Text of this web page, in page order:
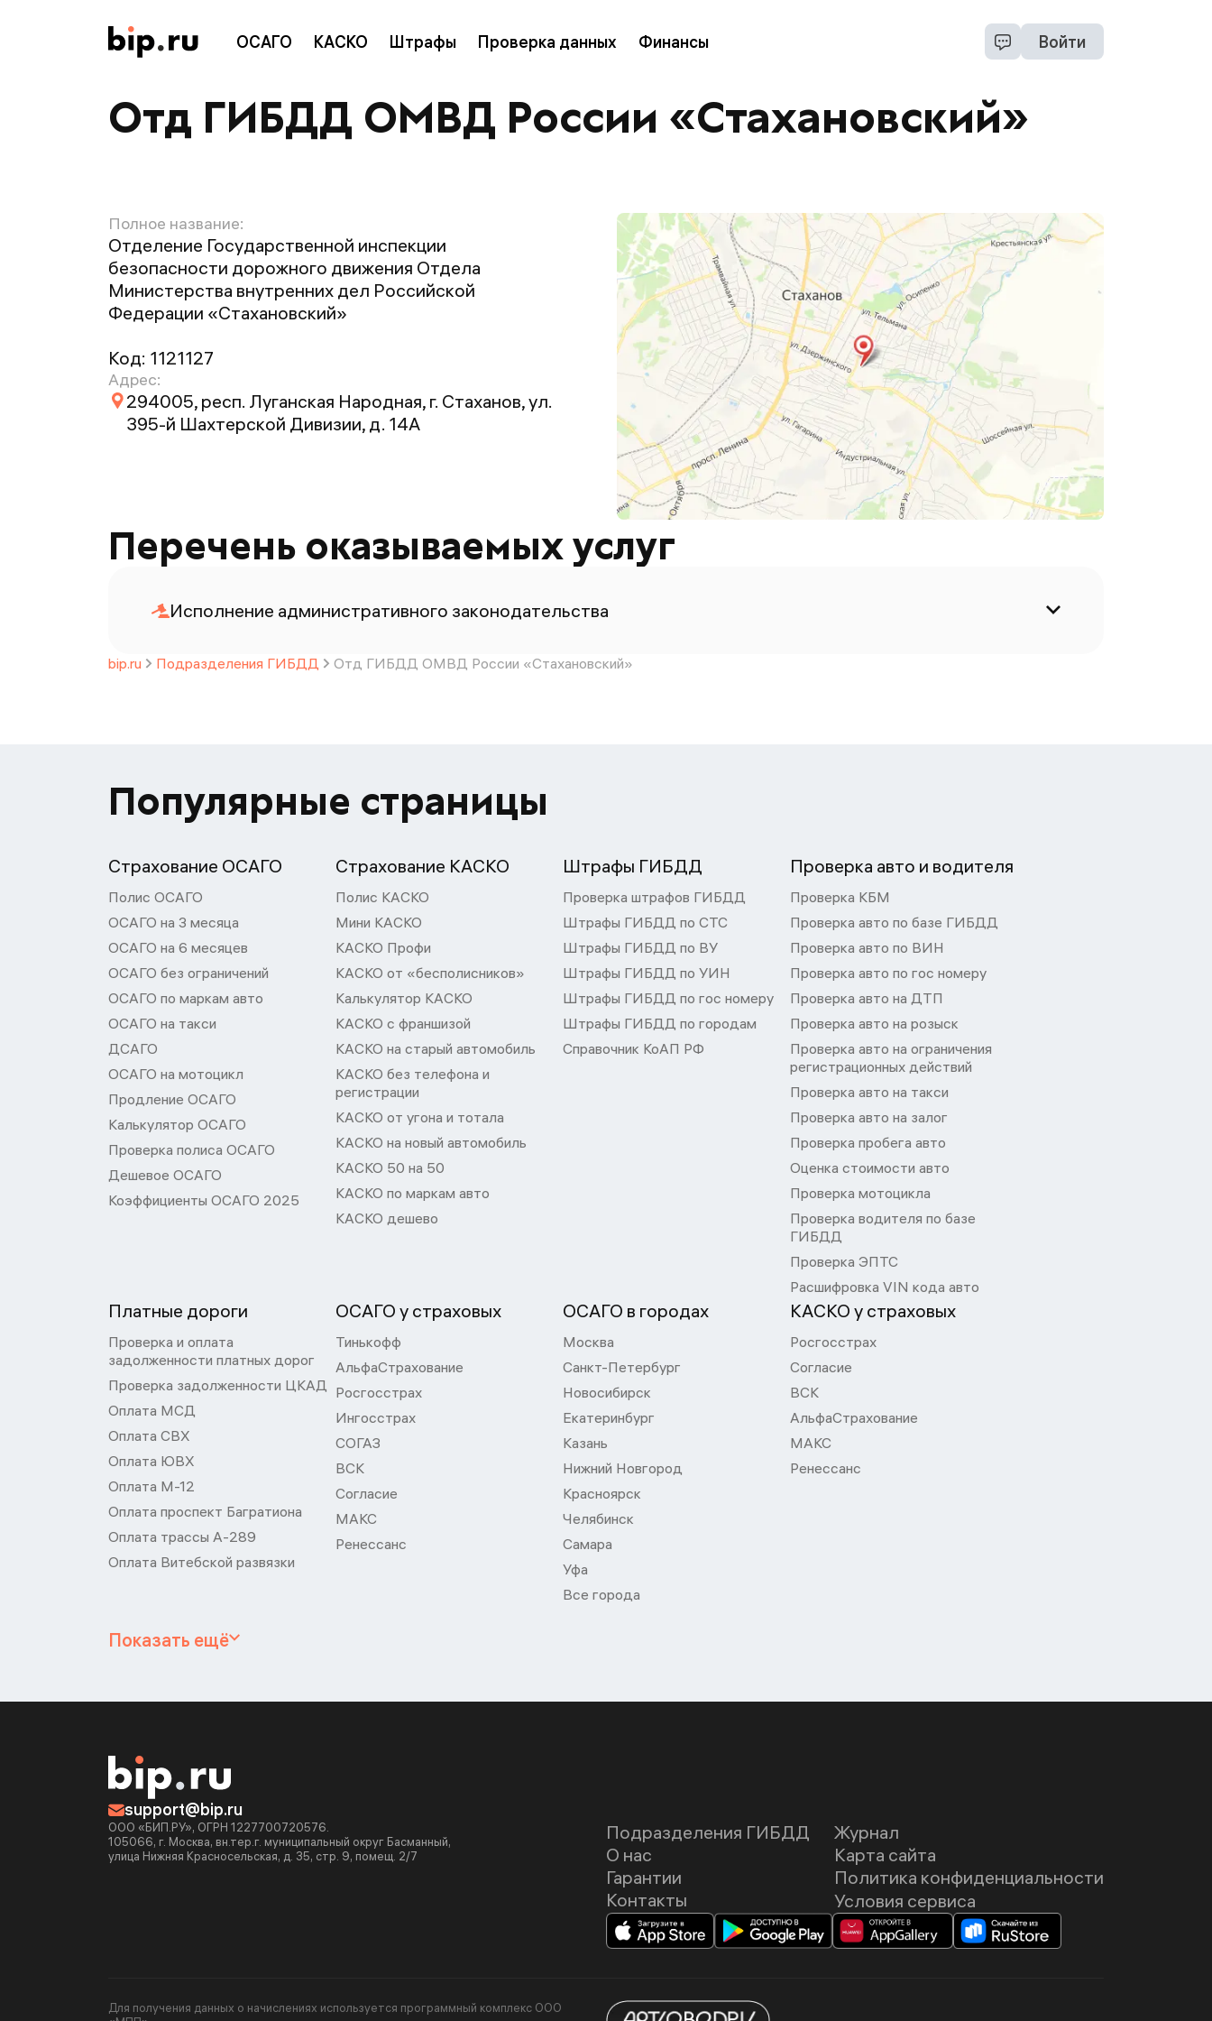
ОСАГО КАСКО Штрафы Проверка данных Финансы Войти
Отд ГИБДД ОМВД России «Стахановский»
Полное название:
Отделение Государственной инспекции
безопасности дорожного движения Отдела
Министерства внутренних дел Российской
Федерации «Стахановский»
Код: 1121127
Адрес:
294005, респ. Луганская Народная, г. Стаханов, ул.
395-й Шахтерской Дивизии, д. 14А
Перечень оказываемых услуг
Исполнение административного законодательства
bip.ru Подразделения ГИБДД Отд ГИБДД ОМВД России «Стахановский»
Популярные страницы
Страхование ОСАГО
Полис ОСАГО
ОСАГО на 3 месяца
ОСАГО на 6 месяцев
ОСАГО без ограничений
ОСАГО по маркам авто
ОСАГО на такси
ДСАГО
ОСАГО на мотоцикл
Продление ОСАГО
Калькулятор ОСАГО
Проверка полиса ОСАГО
Дешевое ОСАГО
Коэффициенты ОСАГО 2025
Страхование КАСКО
Полис КАСКО
Мини КАСКО
КАСКО Профи
КАСКО от «бесполисников»
Калькулятор КАСКО
КАСКО с франшизой
КАСКО на старый автомобиль
КАСКО без телефона и
регистрации
КАСКО от угона и тотала
КАСКО на новый автомобиль
КАСКО 50 на 50
КАСКО по маркам авто
КАСКО дешево
Штрафы ГИБДД
Проверка штрафов ГИБДД
Штрафы ГИБДД по СТС
Штрафы ГИБДД по ВУ
Штрафы ГИБДД по УИН
Штрафы ГИБДД по гос номеру
Штрафы ГИБДД по городам
Справочник КоАП РФ
Проверка авто и водителя
Проверка КБМ
Проверка авто по базе ГИБДД
Проверка авто по ВИН
Проверка авто по гос номеру
Проверка авто на ДТП
Проверка авто на розыск
Проверка авто на ограничения
регистрационных действий
Проверка авто на такси
Проверка авто на залог
Проверка пробега авто
Оценка стоимости авто
Проверка мотоцикла
Проверка водителя по базе
ГИБДД
Проверка ЭПТС
Расшифровка VIN кода авто
Платные дороги
Проверка и оплата
задолженности платных дорог
Проверка задолженности ЦКАД
Оплата МСД
Оплата СВХ
Оплата ЮВХ
Оплата М-12
Оплата проспект Багратиона
Оплата трассы А-289
Оплата Витебской развязки
ОСАГО у страховых
Тинькофф
АльфаСтрахование
Росгосстрах
Ингосстрах
СОГАЗ
ВСК
Согласие
МАКС
Ренессанс
ОСАГО в городах
Москва
Санкт-Петербург
Новосибирск
Екатеринбург
Казань
Нижний Новгород
Красноярск
Челябинск
Самара
Уфа
Все города
КАСКО у страховых
Росгосстрах
Согласие
ВСК
АльфаСтрахование
МАКС
Ренессанс
Показать ещё
support@bip.ru
ООО «БИП.РУ», ОГРН 1227700720576.
105066, г. Москва, вн.тер.г. муниципальный округ Басманный,
улица Нижняя Красносельская, д. 35, стр. 9, помещ. 2/7
Подразделения ГИБДД
О нас
Гарантии
Контакты
Журнал
Карта сайта
Политика конфиденциальности
Условия сервиса
Для получения данных о начислениях используется программный комплекс ООО